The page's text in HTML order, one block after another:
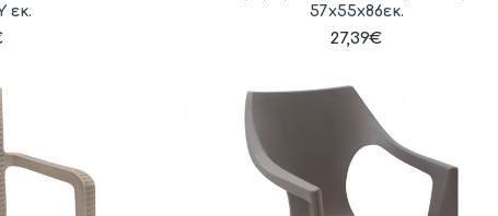
εκ.
57x55x86εκ.
27,39€